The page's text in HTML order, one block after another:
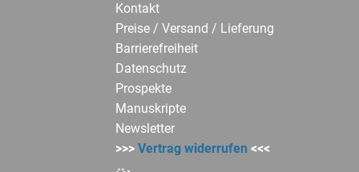
Kontakt
Preise / Versand / Lieferung
Barrierefreiheit
Datenschutz
Prospekte
Manuskripte
Newsletter
>>>Vertrag widerrufen <<<